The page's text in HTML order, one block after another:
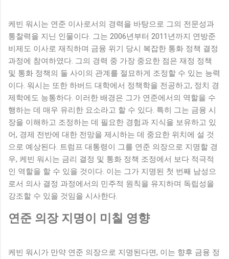
케빈 워시는 연준 이사로서의 경력을 바탕으로 그의 전문성과
통찰력을 지닌 인물이다. 그는 2006년부터 2011년까지 연방준
비제도 이사로 재직하며 금융 위기 당시 복잡한 통화 정책 결정
과정에 참여하였다. 그의 경력 중 가장 중요한 점은 재정 정책
및 통화 정책의 둘 사이의 관계를 절묘하게 조정할 수 있는 능력
이다. 워시는 또한 하버드 대학에서 정책학을 전공하고, 정치 경
제학에도 능통하다. 이러한 배경은 그가 연준에서의 역할을 수
행하는 데 매우 유리한 요소라고 할 수 있다. 특히 그는 금융 시
장을 이해하고 조정하는 데 필요한 경험과 지식을 보유하고 있
어, 경제 전반에 대한 전망을 제시하는 데 중요한 위치에 설 것
으로 예상된다. 트럼프 대통령이 그를 연준 의장으로 지명할 경
우, 케빈 워시는 금리 결정 및 통화 정책 조정에서 보다 적극적
인 역할을 할 수 있을 것이다. 이는 그가 지명된 첫 번째 남성으
로서 의사 결정 과정에서의 민주적 원칙을 유지하며 독립성을
강조할 수 있을 것임을 시사한다.
연준 의장 지명이 미칠 영향
케빈 워시가 만약 연준 의장으로 지명된다면, 이는 향후 금융 정